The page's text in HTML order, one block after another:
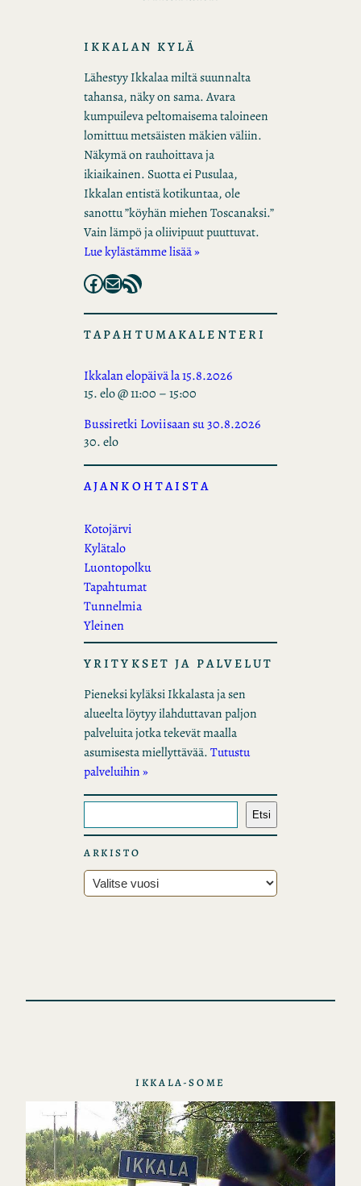
IKKALAN KYLÄ
Lähestyy Ikkalaa miltä suunnalta
tahansa, näky on sama. Avara
kumpuileva peltomaisema taloineen
lomittuu metsäisten mäkien väliin.
Näkymä on rauhoittava ja
ikiaikainen. Suotta ei Pusulaa,
Ikkalan entistä kotikuntaa, ole
sanottu ”köyhän miehen Toscanaksi.”
Vain lämpö ja oliivipuut puuttuvat.
Lue kylästämme lisää »
Facebook Mail RSS Feed
TAPAHTUMAKALENTERI
Ikkalan elopäivä la 15.8.2026
15. elo @ 11:00 –15:00
Bussiretki Loviisaan su 30.8.2026
30. elo
AJANKOHTAISTA
Kotojärvi
Kylätalo
Luontopolku
Tapahtumat
Tunnelmia
Yleinen
YRITYKSET JA PALVELUT
Pieneksi kyläksi Ikkalasta ja sen
alueelta löytyy ilahduttavan paljon
palveluita jotka tekevät maalla
asumisesta miellyttävää.Tutustu
palveluihin »
t
s
i
Etsi
ARKISTO
A
r
IKKALA-SOME